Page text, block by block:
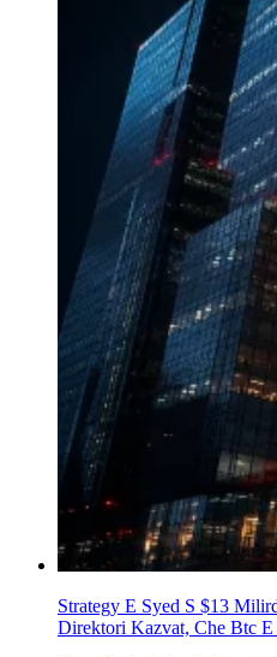
Strategy Е Syed S $13
Direktori Kazvat, Che Btc